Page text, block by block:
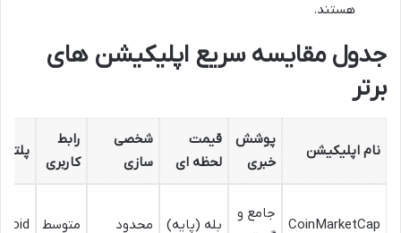
هستند.
جدول مقایسه سریع اپلیکیشن های
برتر
نام اپلیکیشن
پوشش
خبری
قیمت
لحظه ای
شخصی
سازی
رابط
کاربری
CoinMarketCap
جامع و
بله (پایه) محدود متوسط